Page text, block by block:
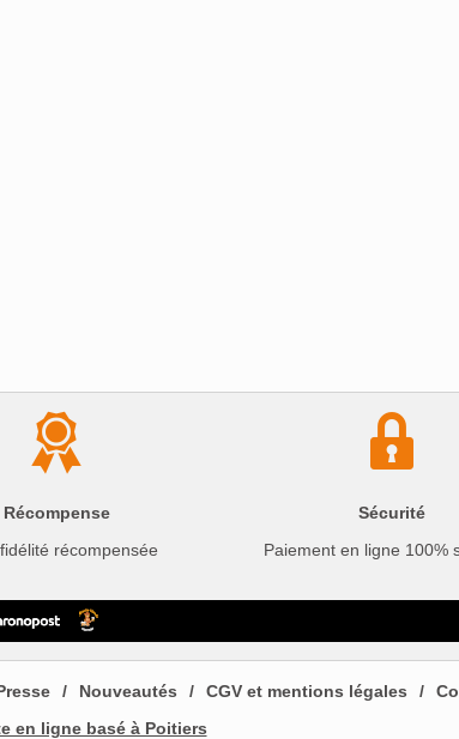
Récompense
récompensée
Sécurité
Paiement en ligne 100%
Nouveautés CGV et mentions légales
en ligne basé à Poitiers